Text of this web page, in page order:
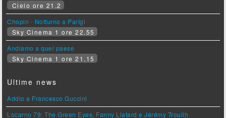
Cielo ore 21.2
Chopin - Notturno a Parigi
Sky Cinema 1 ore 22.55
Andiamo a quel paese
Sky Cinema 1 ore 21.15
Ultime news
Addio a Francesco Guccini
Locarno 79: The Green Eyes, Fanny Liatard e Jérémy Trouilh